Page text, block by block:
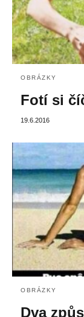
OBRÁZKY
Fotí si
19.6.2016
OBRÁZKY
Dva